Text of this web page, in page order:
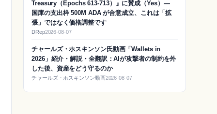
Treasury（Epochs 613-713）』に賛成（Yes）―
国庫の支出枠 500M ADA が合意成立、これは「拡
張」ではなく価格調整です
DRep2026-08-07
チャールズ・ホスキンソン氏動画「Wallets in
2026」紹介・解説・全翻訳：AIが攻撃者の制約を外
した後、資産をどう守るのか
チャールズ・ホスキンソン動画2026-08-07